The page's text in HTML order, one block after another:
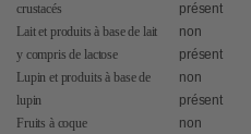
crustacés
présent
Lait et produits à base de lait
y compris de lactose
non
présent
Lupin et produits à base de
lupin
non
présent
Fruits à coque
non